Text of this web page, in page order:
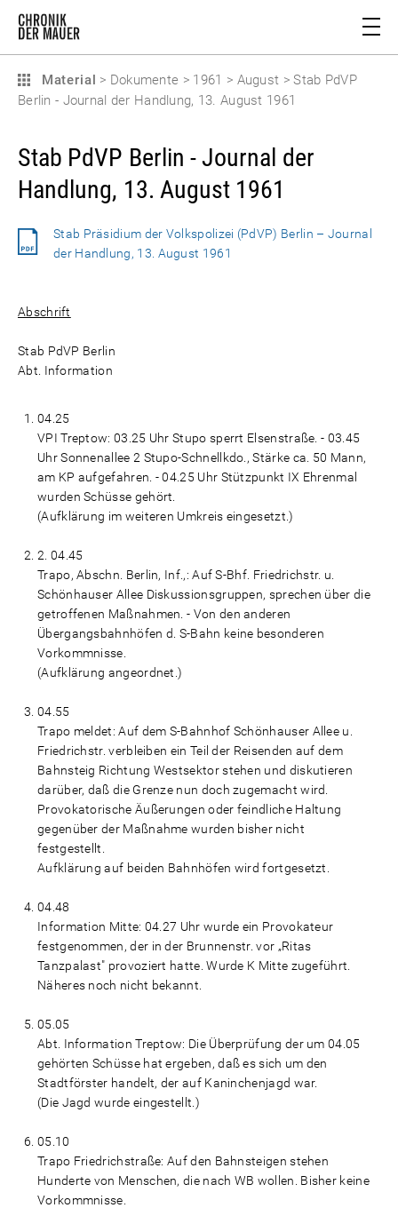
Material > Dokumente > 1961 > August > Stab PdVP
Berlin - Journal der Handlung, 13. August 1961
Stab PdVP Berlin - Journal der
Handlung, 13. August 1961
Stab Präsidium der Volkspolizei (PdVP) Berlin – Journal
der Handlung, 13. August 1961
Abschrift
Stab PdVP Berlin
Abt. Information
04.25
VPI Treptow: 03.25 Uhr Stupo sperrt Elsenstraße. - 03.45
Uhr Sonnenallee 2 Stupo-Schnellkdo., Stärke ca. 50 Mann,
am KP aufgefahren. - 04.25 Uhr Stützpunkt IX Ehrenmal
wurden Schüsse gehört.
(Aufklärung im weiteren Umkreis eingesetzt.)
2. 04.45
Trapo, Abschn. Berlin, Inf.,: Auf S-Bhf. Friedrichstr. u.
Schönhauser Allee Diskussionsgruppen, sprechen über die
getroffenen Maßnahmen. - Von den anderen
Übergangsbahnhöfen d. S-Bahn keine besonderen
Vorkommnisse.
(Aufklärung angeordnet.)
04.55
Trapo meldet: Auf dem S-Bahnhof Schönhauser Allee u.
Friedrichstr. verbleiben ein Teil der Reisenden auf dem
Bahnsteig Richtung Westsektor stehen und diskutieren
darüber, daß die Grenze nun doch zugemacht wird.
Provokatorische Äußerungen oder feindliche Haltung
gegenüber der Maßnahme wurden bisher nicht
festgestellt.
Aufklärung auf beiden Bahnhöfen wird fortgesetzt.
04.48
Information Mitte: 04.27 Uhr wurde ein Provokateur
festgenommen, der in der Brunnenstr. vor „Ritas
Tanzpalast" provoziert hatte. Wurde K Mitte zugeführt.
Näheres noch nicht bekannt.
05.05
Abt. Information Treptow: Die Überprüfung der um 04.05
gehörten Schüsse hat ergeben, daß es sich um den
Stadtförster handelt, der auf Kaninchenjagd war.
(Die Jagd wurde eingestellt.)
05.10
Trapo Friedrichstraße: Auf den Bahnsteigen stehen
Hunderte von Menschen, die nach WB wollen. Bisher keine
Vorkommnisse.